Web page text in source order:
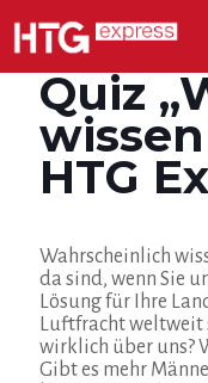
Quiz
HTG
Wahrscheinlich
da sind, wenn Sie
Lösung für Ihre
Luftfracht weltweit
wirklich über uns?
Gibt es mehr